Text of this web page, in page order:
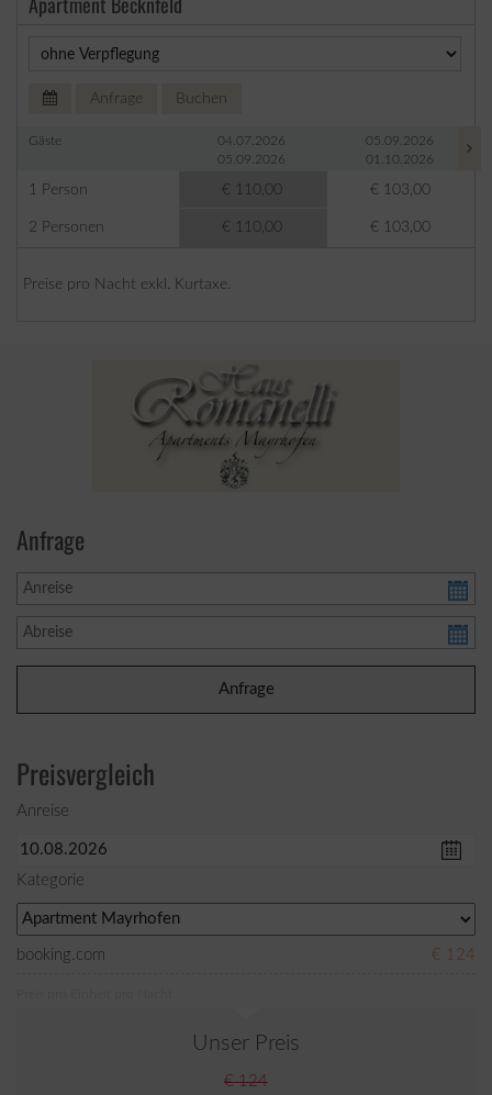
Anfrage Buchen
Gäste
1 Person
2 Personen
04.07.2026
05.09.2026
€ 110,00
€ 110,00
05.09.2026
01.10.2026
€ 103,00
€ 103,00
Preise pro Nacht exkl. Kurtaxe.
Anfrage
Preisvergleich
Anreise
Kategorie
booking.com € 124
Unser Preis
€ 124